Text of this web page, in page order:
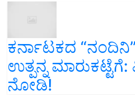
ಕರ್ನಾಟಕದ
ಉತ್ಪನ್ನ
ನೋಡಿ!